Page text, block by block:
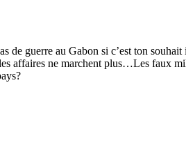
guerre au Gabon si c’est ton
affaires ne marchent plus…Les faux